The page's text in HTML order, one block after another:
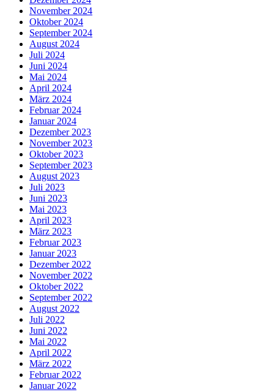
November 2024
Oktober 2024
September 2024
August 2024
Juli 2024
Juni 2024
Mai 2024
April 2024
März 2024
Februar 2024
Januar 2024
Dezember 2023
November 2023
Oktober 2023
September 2023
August 2023
Juli 2023
Juni 2023
Mai 2023
April 2023
März 2023
Februar 2023
Januar 2023
Dezember 2022
November 2022
Oktober 2022
September 2022
August 2022
Juli 2022
Juni 2022
Mai 2022
April 2022
März 2022
Februar 2022
Januar 2022